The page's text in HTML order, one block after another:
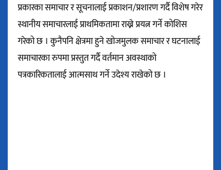
प्रकारका समाचार र सूचनालाई प्रकाशन/प्रशारण गर्दै विशेष गरेर
स्थानीय समाचारलाई प्राथमिकतामा राख्ने प्रयत्न गर्ने कोशिस
गरेको छ । कुनैपनि क्षेत्रमा हुने खोजमुलक समाचार र घटनालाई
समाचारका रुपमा प्रस्तुत गर्दै वर्तमान अवस्थाको
पत्रकारिकतालाई आत्मसाथ गर्ने उदेश्य राखेको छ ।